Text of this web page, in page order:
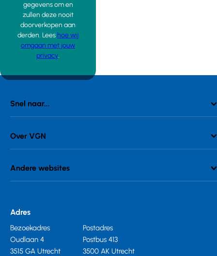
gegevens om en
zullen deze nooit
doorverkopen aan
derden. Lees hoe wij
omgaan met jouw
privacy.
Snel naar...
Over VGN
Andere websites
Adres
Bezoekadres
Oudlaan 4
3515 GA Utrecht
Postadres
Postbus 413
3500 AK Utrecht